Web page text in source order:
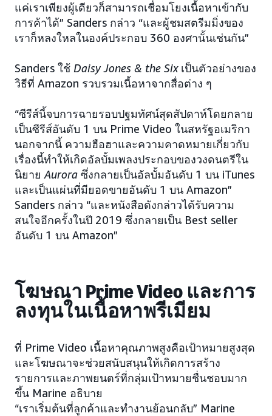
แค่เราเพียงผู้เดียวก็สามารถเชื่อมโยงเนื้อหาเข้ากับ
การค้าได้” Sanders กล่าว “และผู้ชมสตรีมมิ่งของ
เราก็หลงใหลในองค์ประกอบ 360 องศานั้นเช่นกัน”
Sanders ใช้ Daisy Jones & the Sixเป็นตัวอย่างของ
วิธีที่ Amazon รวบรวมเนื้อหาจากสื่อต่าง ๆ
“ซีรีส์นี้จบการฉายรอบปฐมทัศน์สุดสัปดาห์โดยกลาย
เป็นซีรีส์อันดับ 1 บน Prime Video ในสหรัฐอเมริกา
นอกจากนี้ ความฮือฮาและความคาดหมายเกี่ยวกับ
เรื่องนี้ทำให้เกิดอัลบั้มเพลงประกอบของวงดนตรีใน
นิยาย Aurora ซึ่งกลายเป็นอัลบั้มอันดับ 1 บน iTunes
และเป็นแผ่นที่มียอดขายอันดับ 1 บน Amazon”
Sanders กล่าว “และหนังสือดังกล่าวได้รับความ
สนใจอีกครั้งในปี 2019 ซึ่งกลายเป็น Best seller
อันดับ 1 บน Amazon”
โฆษณา Prime Video และการ
ลงทุนในเนื้อหาพรีเมียม
ที่ Prime Video เนื้อหาคุณภาพสูงคือเป้าหมายสูงสุด
และโฆษณาจะช่วยสนับสนุนให้เกิดการสร้าง
รายการและภาพยนตร์ที่กลุ่มเป้าหมายชื่นชอบมาก
ขึ้น Marine อธิบาย
“เราเริ่มต้นที่ลูกค้าและทำงานย้อนกลับ” Marine